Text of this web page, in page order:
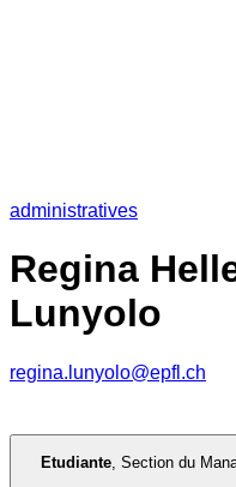
administratives
Regina
Lunyolo
regina.lunyolo@epfl.ch
Etudiante, Section du